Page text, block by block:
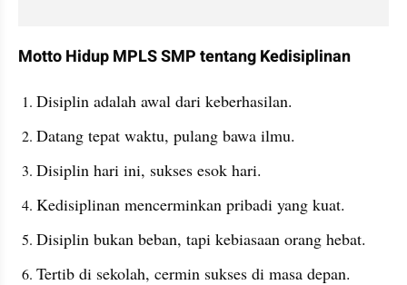
Motto Hidup MPLS SMP tentang Kedisiplinan
Disiplin adalah awal dari keberhasilan.
Datang tepat waktu, pulang bawa ilmu.
Disiplin hari ini, sukses esok hari.
Kedisiplinan mencerminkan pribadi yang kuat.
Disiplin bukan beban, tapi kebiasaan orang hebat.
Tertib di sekolah, cermin sukses di masa depan.